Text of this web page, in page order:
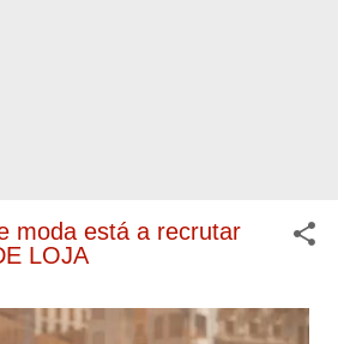
moda está a recrutar
LOJA